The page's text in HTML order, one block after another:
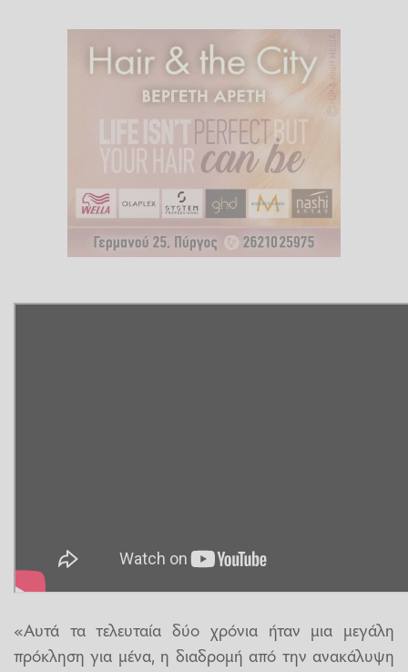
«Αυτά τα τελευταία δύο χρόνια ήταν μια μεγάλη
πρόκληση για μένα, η διαδρομή από την ανακάλυψη